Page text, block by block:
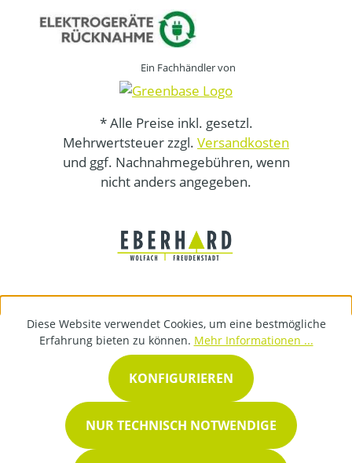
Ein Fachhändler von
* Alle Preise inkl. gesetzl.
Mehrwertsteuer zzgl. Versandkosten
und ggf. Nachnahmegebühren, wenn
nicht anders angegeben.
Diese Website verwendet Cookies, um eine bestmögliche
Erfahrung bieten zu können. Mehr Informationen ...
NUR TECHNISCH NOTWENDIGE
KONFIGURIEREN